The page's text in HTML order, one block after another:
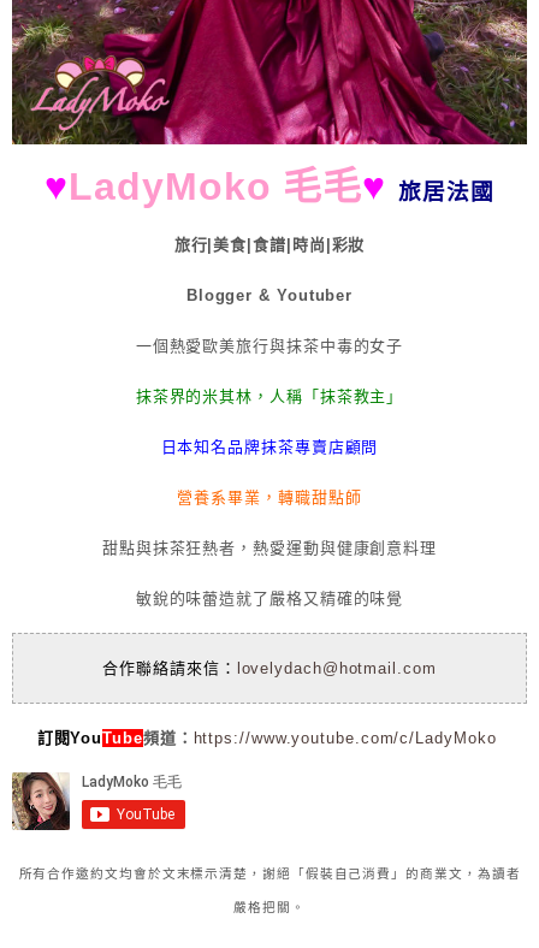
♥LadyMoko 毛毛♥ 旅居法國
旅行|美食|食譜|時尚|彩妝
Blogger & Youtuber
一個熱愛歐美旅行與抹茶中毒的女子
抹茶界的米其林，人稱「抹茶教主」
日本知名品牌抹茶專賣店顧問
營養系畢業，轉職甜點師
甜點與抹茶狂熱者，熱愛運動與健康創意料理
敏銳的味蕾造就了嚴格又精確的味覺
合作聯絡請來信： lovelydach@hotmail.com
訂閱YouTube頻道： https://www.youtube.com/c/LadyMoko
所有合作邀約文均會於文末標示清楚，謝絕「假裝自己消費」的商業文，為讀者
嚴格把關。